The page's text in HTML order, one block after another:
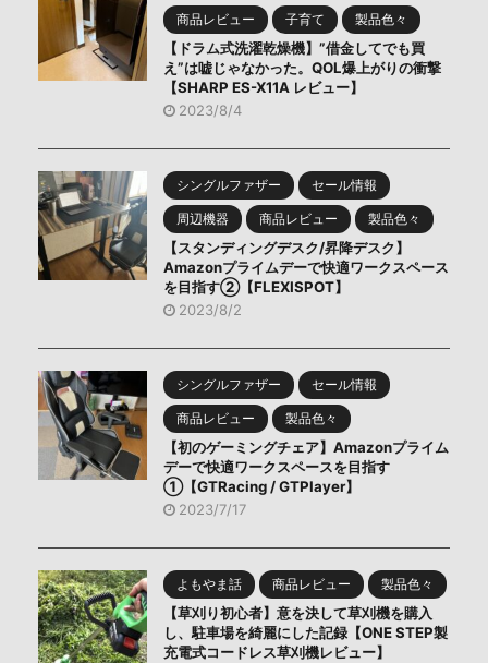
商品レビュー 子育て 製品色々
【ドラム式洗濯乾燥機】”借金してでも買
え”は嘘じゃなかった。QOL爆上がりの衝撃
【SHARP ES-X11A レビュー】
2023/8/4
シングルファザー セール情報
周辺機器 商品レビュー 製品色々
【スタンディングデスク/昇降デスク】
Amazonプライムデーで快適ワークスペース
を目指す②【FLEXISPOT】
2023/8/2
シングルファザー セール情報
商品レビュー 製品色々
【初のゲーミングチェア】Amazonプライム
デーで快適ワークスペースを目指す
①【GTRacing / GTPlayer】
2023/7/17
よもやま話 商品レビュー 製品色々
【草刈り初心者】意を決して草刈機を購入
し、駐車場を綺麗にした記録【ONE STEP製
充電式コードレス草刈機レビュー】